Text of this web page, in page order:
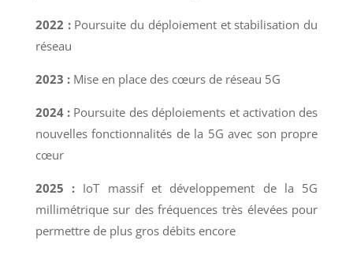
2022 :Poursuite du déploiement et stabilisation du
réseau
2023 :Mise en place des cœurs de réseau 5G
2024 : Poursuite des déploiements et activation des
nouvelles fonctionnalités de la 5G avec son propre
cœur
2025 : IoT massif et développement de la 5G
millimétrique sur des fréquences très élevées pour
permettre de plus gros débits encore